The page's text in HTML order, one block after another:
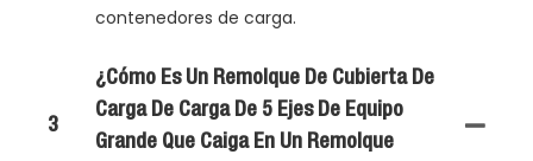
contenedores de carga.
3
¿Cómo Es Un Remolque De Cubierta De
Carga De Carga De 5 Ejes De Equipo
Grande Que Caiga En Un Remolque